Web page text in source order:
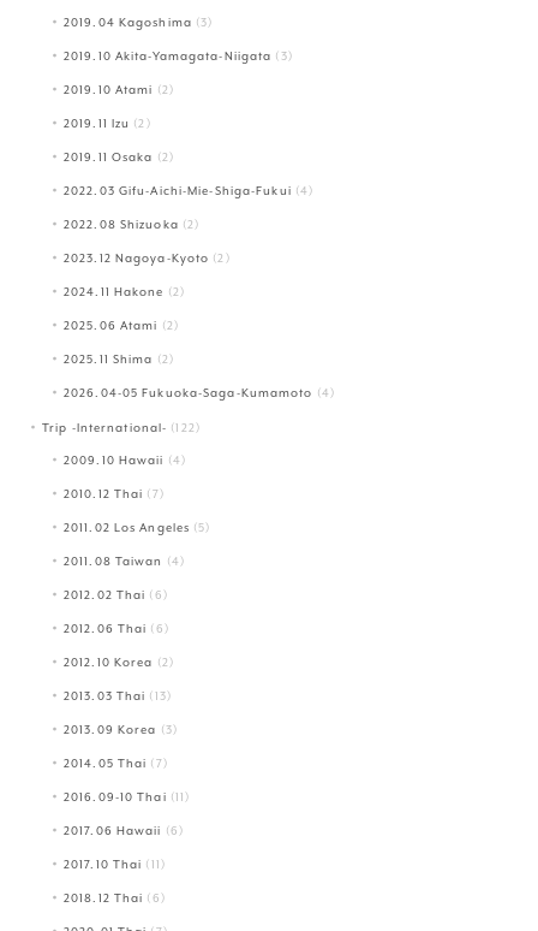
2019.04 Kagoshima (3)
2019.10 Akita-Yamagata-Niigata (3)
2019.10 Atami (2)
2019.11 Izu (2)
2019.11 Osaka (2)
2022.03 Gifu-Aichi-Mie-Shiga-Fukui (4)
2022.08 Shizuoka (2)
2023.12 Nagoya-Kyoto (2)
2024.11 Hakone (2)
2025.06 Atami (2)
2025.11 Shima (2)
2026.04-05 Fukuoka-Saga-Kumamoto (4)
Trip -International- (122)
2009.10 Hawaii (4)
2010.12 Thai (7)
2011.02 Los Angeles (5)
2011.08 Taiwan (4)
2012.02 Thai (6)
2012.06 Thai (6)
2012.10 Korea (2)
2013.03 Thai (13)
2013.09 Korea (3)
2014.05 Thai (7)
2016.09-10 Thai (11)
2017.06 Hawaii (6)
2017.10 Thai (11)
2018.12 Thai (6)